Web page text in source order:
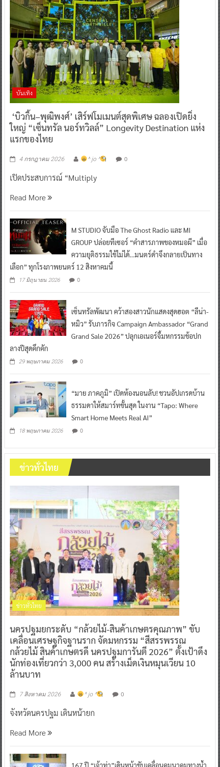
บันเทิง
‘บิวกิ้น–พุฒิพงศ์’ เสิร์ฟโมเมนต์สุดพิเศษ ฉลองเปิดยิ่ง
ใหญ่ “เซ็นทรัล นอร์ทวิลล์” Longevity Destination แห่ง
แรกของไทย
4 กรกฎาคม 2026 ^ jo ^ 0
เปิดประสบการณ์ “Multiply
Read More
M STUDIO จับมือ The Ghost Radio และ MI
GROUP ปล่อยทีเซอร์ “คำสารภาพของหมอผี” เมื่อ
ความยุติธรรมใช้ไม่ได้…มนตร์ดำจึงกลายเป็นทาง
เลือก” ทุกโรงภาพยนตร์ 12 สิงหาคมนี้
17 มิถุนายน 2026 0
เซ็นทรัลพัฒนา คว้าสองสาวนักแสดงสุดฮอต “ลีน่า-
หมิว” รับภารกิจ Campaign Ambassador “Grand
Grand Sale 2026” ปลุกเอเนอร์จี้มหกรรมช้อปก
ลางปีสุดคึกคัก
29 พฤษภาคม 2026 0
“มาย ภาคภูมิ” เปิดห้องนอนลับ! ชวนอัปเกรดบ้าน
ธรรมดาให้สมาร์ทขั้นสุด ในงาน “Tapo: Where
Smart Home Meets Real AI”
18 พฤษภาคม 2026 0
ข่าวทั่วไทย
ข่าวทั่วไทย
นครปฐมยกระดับ “กล้วยไม้-สินค้าเกษตรคุณภาพ” ขับ
เคลื่อนเศรษฐกิจฐานราก จัดมหกรรม “สีสรรพรรณ
กล้วยไม้ สินค้าเกษตรดี นครปฐมการันตี 2026” ตั้งเป้าดึง
นักท่องเที่ยวกว่า 3,000 คน สร้างเม็ดเงินหมุนเวียน 10
ล้านบาท
7 สิงหาคม 2026 ^ jo ^ 0
จังหวัดนครปฐม เดินหน้ายก
Read More
167 ปี “เจ้าท่า”เดินหน้าขับเคลื่อนคมนาคมทางน้ำ